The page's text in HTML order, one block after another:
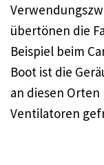
übertönen die
Beispiel beim
Boot ist die
an diesen Orten
Ventilatoren